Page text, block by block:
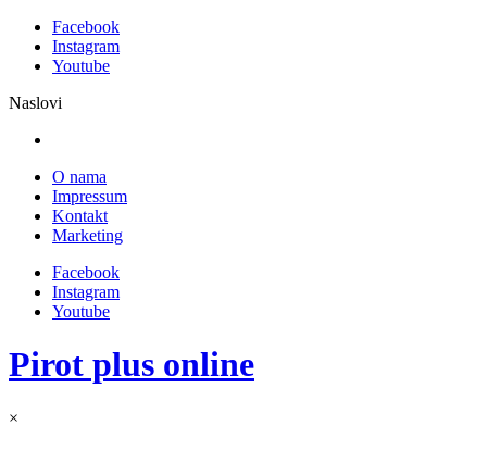
Facebook
Instagram
Youtube
Naslovi
O nama
Impressum
Kontakt
Marketing
Facebook
Instagram
Youtube
Pirot plus online
×